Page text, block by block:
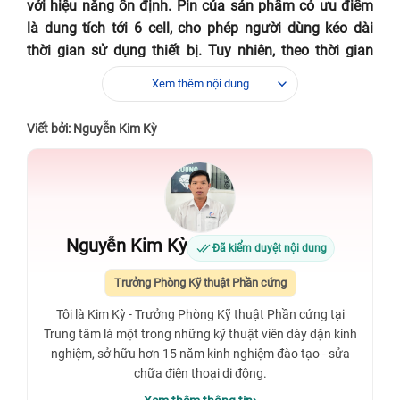
với hiệu năng ổn định. Pin của sản phẩm có ưu điểm
là dung tích tới 6 cell, cho phép người dùng kéo dài
thời gian sử dụng thiết bị. Tuy nhiên, theo thời gian
chất lượng pin sẽ bị suy giảm, gây khó chịu cho người
sử dụng. Vậy nơi đâu có cung cấp dịch vụ thay pin
laptop Dell Inspiron 7567? Bạn có thể tham khảo ở
Bệnh Viện Điện Thoại, Laptop 24h .
Nơi đâu cung cấp dịch vụ thay pin laptop
Dell Inspiron 7567?
Khi nào cần thay pin laptop Dell Inspiron 7567?
Việc pin bị chai sau một thời gian sử dụng là hoàn
toàn bình thường, từ laptop dòng cao cấp cho tới tầm
thấp đều gặp trường hợp này. Một số dấu hiệu nhận
biết laptop bạn đang bị chai pin như:
Nếu bạn sử dụng laptop thường xuyên, bạn sẽ nhận
Xem thêm nội dung
Viết bởi: Nguyễn Kim Kỳ
Nguyễn Kim Kỳ Đã kiểm duyệt nội dung
Trưởng Phòng Kỹ thuật Phần cứng
Tôi là Kim Kỳ - Trưởng Phòng Kỹ thuật Phần cứng tại
Trung tâm là một trong những kỹ thuật viên dày dặn kinh
nghiệm, sở hữu hơn 15 năm kinh nghiệm đào tạo - sửa
chữa điện thoại di động.